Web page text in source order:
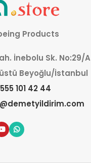
Products
İnebolu Sk. No:29/A
Beyoğlu/İstanbul
101 42 44